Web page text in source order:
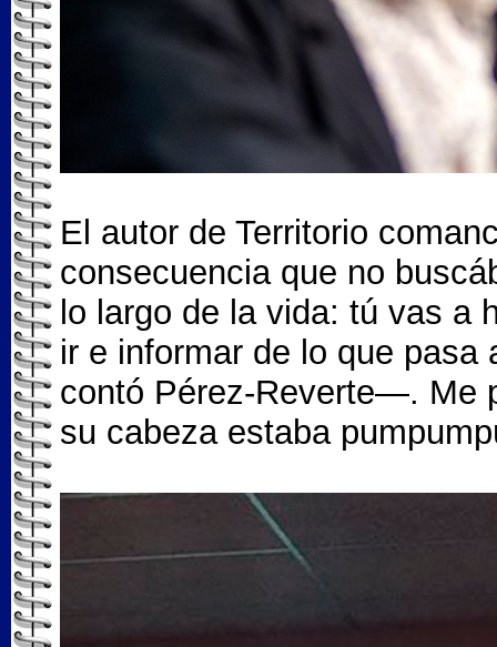
El autor de Territorio
consecuencia que no
lo largo de la vida: tú vas a
ir e informar de lo que
contó Pérez-Reverte—. Me
su cabeza estaba